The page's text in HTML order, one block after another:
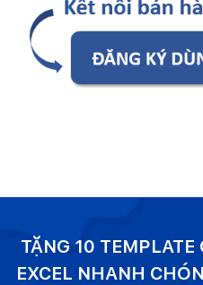
TẶNG 10
EXCEL NHANH